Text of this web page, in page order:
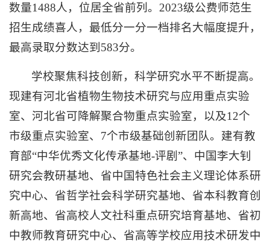
数量1488人，位居全省前列。2023级公费师范生
招生成绩喜人，最低分一分一档排名大幅度提升，
最高录取分数达到583分。
学校聚焦科技创新，科学研究水平不断提高。
现建有河北省植物生物技术研究与应用重点实验
室、河北省可降解聚合物重点实验室，以及12个
市级重点实验室、7个市级基础创新团队。建有教
育部“中华优秀文化传承基地-评剧”、中国李大钊
研究会教研基地、省中国特色社会主义理论体系研
究中心、省哲学社会科学研究基地、省本科教育创
新高地、省高校人文社科重点研究培育基地、省初
中教师教育研究中心、省高等学校应用技术研发中